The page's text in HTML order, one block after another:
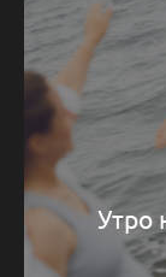
Утро